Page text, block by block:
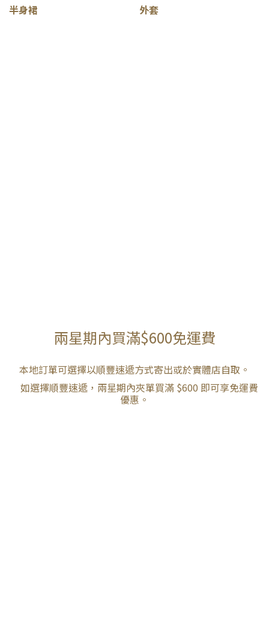
半身裙 外套
兩星期內買滿$600免運費
本地訂單可選擇以順豐速遞方式寄出或於實體店自取。
如選擇順豐速遞，兩星期內夾單買滿 $600 即可享免運費
優惠。